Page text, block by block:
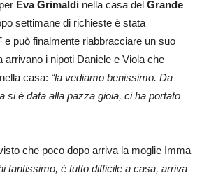
Eva Grimaldi nella casa del Grande
settimane di richieste è stata
e può finalmente riabbracciare un suo
arrivano i nipoti Daniele e Viola che
casa: “la vediamo benissimo. Da
si è data alla pazza gioia, ci ha portato
che poco dopo arriva la moglie Imma
tantissimo, è tutto difficile a casa, arriva